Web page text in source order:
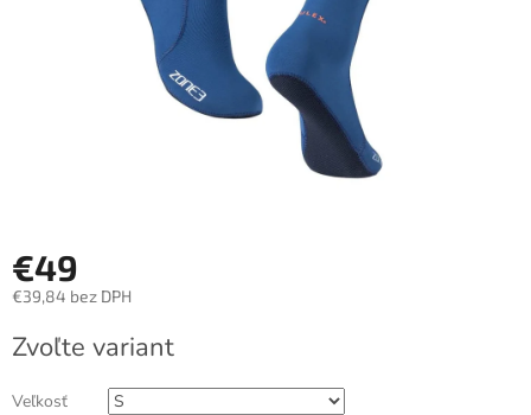
€49
€39,84 bez DPH
cena:
Zvoľte variant
Veľkosť